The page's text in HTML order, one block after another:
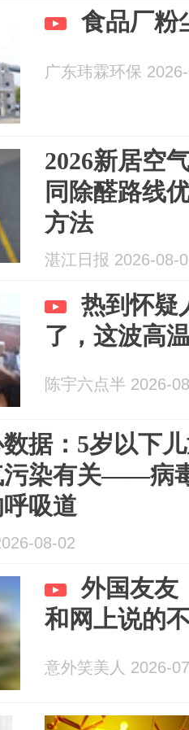
食品厂粉
广东玮霖环保
2026新居空
同除醛路线
方法
湛江日报 2026-08-
热到怀疑
了，这波高
陈宇六点半 2026-
据：5岁以下
污染有关——病
吸道
08-02
外国友友
和网上说的
意外笑美人 2026-